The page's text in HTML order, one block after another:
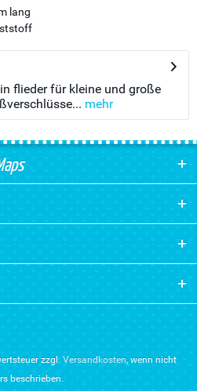
lang
flieder für kleine und große
mehr
zzgl. Versandkosten, wenn nicht
beschrieben.